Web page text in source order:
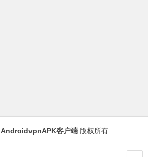
AndroidvpnAPK客户端版权所有.